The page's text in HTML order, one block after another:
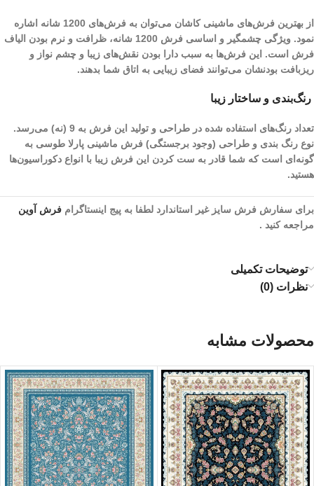
از بهترین فرش‌های ماشینی کاشان می‌توان به فرش‌های 1200 شانه اشاره
نمود. ویژگی چشمگیر و اساسی فرش 1200 شانه، ظرافت و نرم بودن الیاف
فرش است. این فرش‌ها به سبب دارا بودن نقش‌های زیبا و چشم نواز و
ریز‌بافت بودنشان می‌توانند فضای زیبایی به اتاق شما بدهند.
رنگ‌بندی و ساختار زیبا
تعداد رنگ‌های استفاده شده در طراحی و تولید این فرش به 9 (نه) می‌رسد.
نوع رنگ بندی و طراحی (وجود برجستگی) فرش ماشینی پارلا طوسی به
گونه‌ای است که شما قادر به ست کردن این فرش زیبا با انواع دکوراسیون‌ها
هستید.
برای سفارش فرش سایز غیر استاندارد لطفا به پیج اینستاگرام فرش آوین
مراجعه کنید .
توضیحات تکمیلی
نظرات (0)
محصولات مشابه